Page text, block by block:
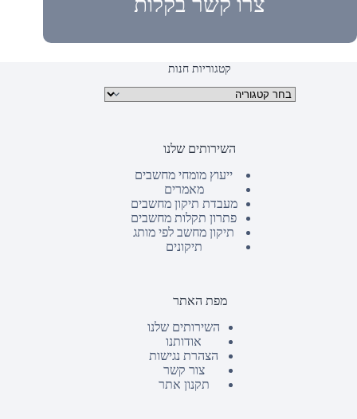
קטגוריות חנות
קטגוריות מוצרים
השירותים שלנו
ייעוץ מומחי מחשבים
מאמרים
מעבדת תיקון מחשבים
פתרון תקלות מחשבים
תיקון מחשב לפי מותג
תיקונים
מפת האתר
השירותים שלנו
אודותנו
הצהרת נגישות
צור קשר
תקנון אתר